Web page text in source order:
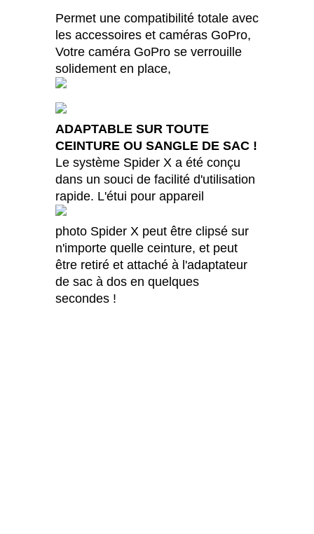
Permet une compatibilité totale avec
les accessoires et caméras GoPro,
Votre caméra GoPro se verrouille
solidement en place,
ADAPTABLE SUR TOUTE
CEINTURE OU SANGLE DE SAC !
Le système Spider X a été conçu
dans un souci de facilité d'utilisation
rapide. L'étui pour appareil
photo Spider X peut être clipsé sur
n'importe quelle ceinture, et peut
être retiré et attaché à l'adaptateur
de sac à dos en quelques
secondes !